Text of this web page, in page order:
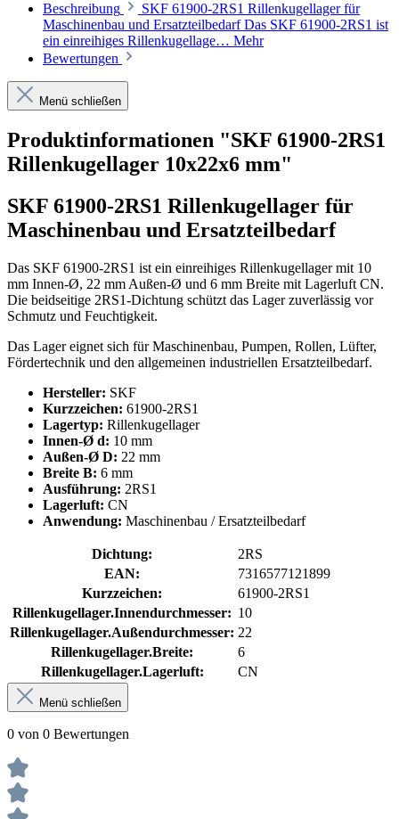
Beschreibung
SKF 61900-2RS1 Rillenkugellager für
Maschinenbau und Ersatzteilbedarf Das SKF 61900-2RS1 ist
ein einreihiges Rillenkugellage… Mehr
Bewertungen
Menü schließen
Produktinformationen "SKF 61900-2RS1
Rillenkugellager 10x22x6 mm"
SKF 61900-2RS1 Rillenkugellager für
Maschinenbau und Ersatzteilbedarf
Das SKF 61900-2RS1 ist ein einreihiges Rillenkugellager mit 10
mm Innen-Ø, 22 mm Außen-Ø und 6 mm Breite mit Lagerluft CN.
Die beidseitige 2RS1-Dichtung schützt das Lager zuverlässig vor
Schmutz und Feuchtigkeit.
Das Lager eignet sich für Maschinenbau, Pumpen, Rollen, Lüfter,
Fördertechnik und den allgemeinen industriellen Ersatzteilbedarf.
Hersteller: SKF
Kurzzeichen: 61900-2RS1
Lagertyp: Rillenkugellager
Innen-Ø d: 10 mm
Außen-Ø D: 22 mm
Breite B: 6 mm
Ausführung: 2RS1
Lagerluft: CN
Anwendung: Maschinenbau / Ersatzteilbedarf
Dichtung:
2RS
EAN:
7316577121899
Kurzzeichen:
61900-2RS1
Rillenkugellager.Innendurchmesser: 10
Rillenkugellager.Außendurchmesser: 22
Rillenkugellager.Breite:
6
Rillenkugellager.Lagerluft:
CN
Menü schließen
0 von 0 Bewertungen